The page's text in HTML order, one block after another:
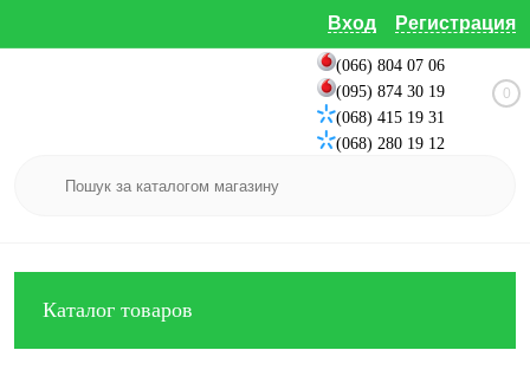
Вход Регистрация
(066) 804 07 06
(095) 874 30 19
(068) 415 19 31
(068) 280 19 12
0
Каталог товаров